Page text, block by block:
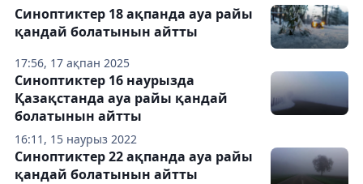
17:56, 17 ақпан 2025
Синоптиктер 18 ақпанда ауа райы
қандай болатынын айтты
16:11, 15 наурыз 2022
Синоптиктер 16 наурызда
Қазақстанда ауа райы қандай
болатынын айтты
Синоптиктер 22 ақпанда ауа райы
қандай болатынын айтты